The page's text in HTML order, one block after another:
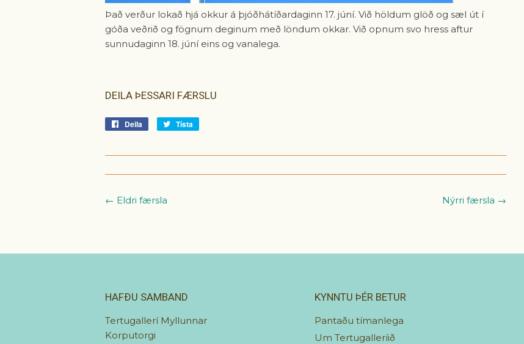
Það verður lokað hjá okkur á þjóðhátíðardaginn 17. júní. Við höldum glöð og sæl út í
góða veðrið og fögnum deginum með löndum okkar. Við opnum svo hress aftur
sunnudaginn 18. júní eins og vanalega.
DEILA ÞESSARI FÆRSLU
Deila
Deila
Tísta
← Eldri færsla Nýrri færsla →
HAFÐU SAMBAND
Tertugallerí Myllunnar
Korputorgi
KYNNTU ÞÉR BETUR
Pantaðu tímanlega
Um Tertugalleríið